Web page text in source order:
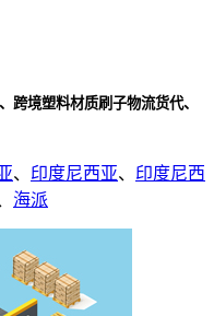
境塑料材质刷子物流货代、
、 印度尼西亚、 印度尼西
海派